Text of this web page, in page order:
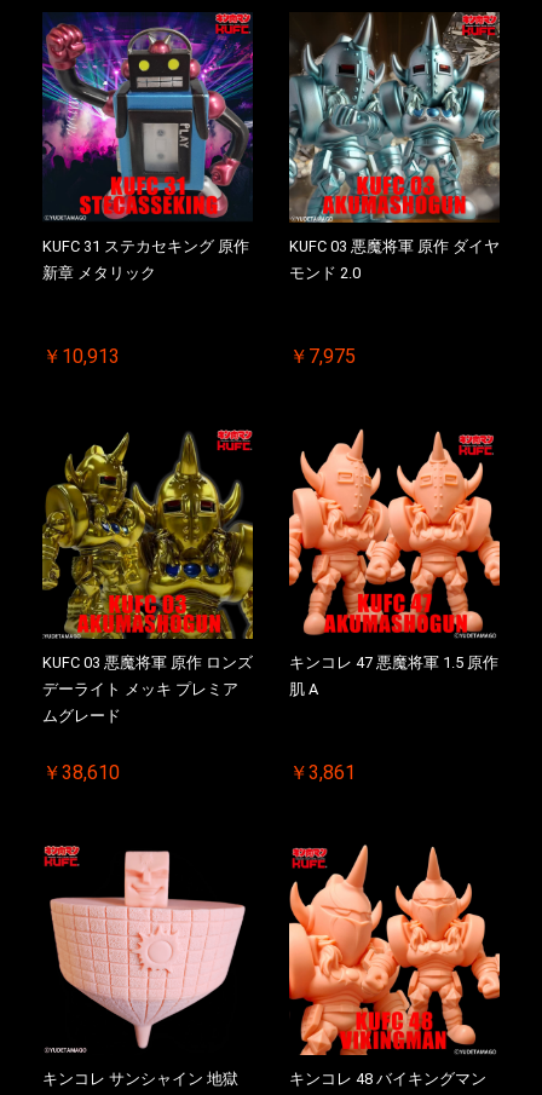
KUFC 31 ステカセキング 原作
新章 メタリック
￥10,913
KUFC 03 悪魔将軍 原作 ダイヤ
モンド 2.0
￥7,975
KUFC 03 悪魔将軍 原作 ロンズ
デーライト メッキ プレミア
ムグレード
￥38,610
キンコレ 47 悪魔将軍 1.5 原作
肌 A
￥3,861
キンコレ サンシャイン 地獄
キンコレ 48 バイキングマン